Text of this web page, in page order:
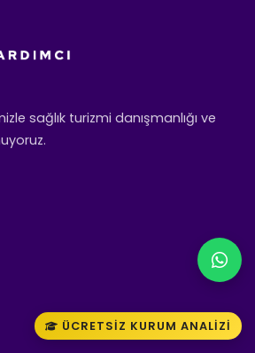
sağlık turizmi danışmanlığı ve
ÜCRETSIZ KURUM ANALIZI